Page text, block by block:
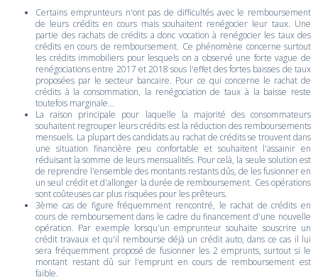
Certains emprunteurs n'ont pas de difficultés avec le remboursement
de leurs crédits en cours mais souhaitent renégocier leur taux. Une
partie des rachats de crédits a donc vocation à renégocier les taux des
crédits en cours de remboursement. Ce phénomène concerne surtout
les crédits immobiliers pour lesquels on a observé une forte vague de
renégociations entre 2017 et 2018 sous l'effet des fortes baisses de taux
proposées par le secteur bancaire. Pour ce qui concerne le rachat de
crédits à la consommation, la renégociation de taux à la baisse reste
toutefois marginale...
La raison principale pour laquelle la majorité des consommateurs
souhaitent regrouper leurs crédits est la réduction des remboursements
mensuels. La plupart des candidats au rachat de crédits se trouvent dans
une situation financière peu confortable et souhaitent l'assainir en
réduisant la somme de leurs mensualités. Pour celà, la seule solution est
de reprendre l'ensemble des montants restants dûs, de les fusionner en
un seul crédit et d'allonger la durée de remboursement. Ces opérations
sont coûteuses car plus risquées pour les prêteurs.
3ème cas de figure fréquemment rencontré, le rachat de crédits en
cours de remboursement dans le cadre du financement d'une nouvelle
opération. Par exemple lorsqu'un emprunteur souhaite souscrire un
crédit travaux et qu'il rembourse déjà un crédit auto, dans ce cas il lui
sera fréquemment proposé de fusionner les 2 emprunts, surtout si le
montant restant dû sur l'emprunt en cours de remboursement est
faible.